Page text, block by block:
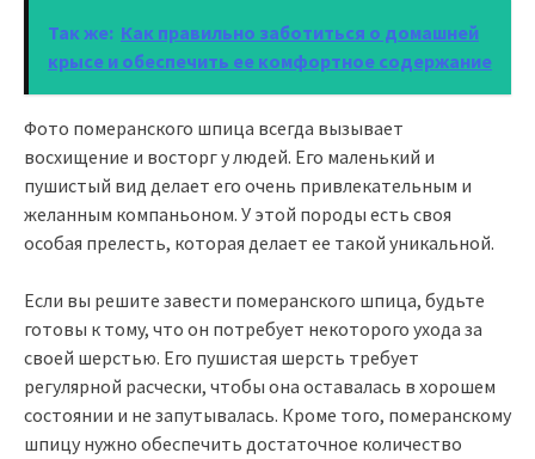
Так же: Как правильно заботиться о домашней
крысе и обеспечить ее комфортное содержание
Фото померанского шпица всегда вызывает
восхищение и восторг у людей. Его маленький и
пушистый вид делает его очень привлекательным и
желанным компаньоном. У этой породы есть своя
особая прелесть, которая делает ее такой уникальной.
Если вы решите завести померанского шпица, будьте
готовы к тому, что он потребует некоторого ухода за
своей шерстью. Его пушистая шерсть требует
регулярной расчески, чтобы она оставалась в хорошем
состоянии и не запутывалась. Кроме того, померанскому
шпицу нужно обеспечить достаточное количество